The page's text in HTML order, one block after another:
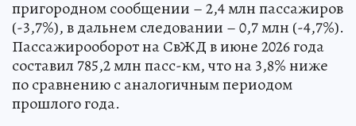
пригородном сообщении – 2,4 млн пассажиров
(-3,7%), в дальнем следовании – 0,7 млн (-4,7%).
Пассажирооборот на СвЖД в июне 2026 года
составил 785,2 млн пасс-км, что на 3,8% ниже
по сравнению с аналогичным периодом
прошлого года.